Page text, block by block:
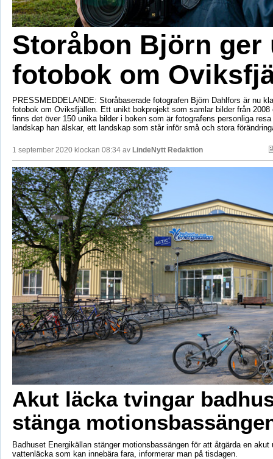
Storåbon Björn ger
fotobok om
PRESSMEDDELANDE: Storåbaserade fotografen Björn Dahlfors är nu
fotobok om Oviksfjällen. Ett unikt bokprojekt som samlar bilder från 2008
finns det över 150 unika bilder i boken som är fotografens personliga
landskap han älskar, ett landskap som står inför små och stora
1 september 2020 klockan 08:34 av LindeNytt Redaktion
Akut läcka tvingar
stänga
Badhuset Energikällan stänger motionsbassängen för att åtgärda en akut
vattenläcka som kan innebära fara, informerar man på tisdagen.